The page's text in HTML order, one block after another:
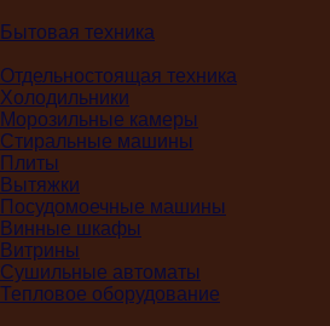
Бытовая техника
Отдельностоящая техника
Холодильники
Морозильные камеры
Стиральные машины
Плиты
Вытяжки
Посудомоечные машины
Винные шкафы
Витрины
Сушильные автоматы
Тепловое оборудование